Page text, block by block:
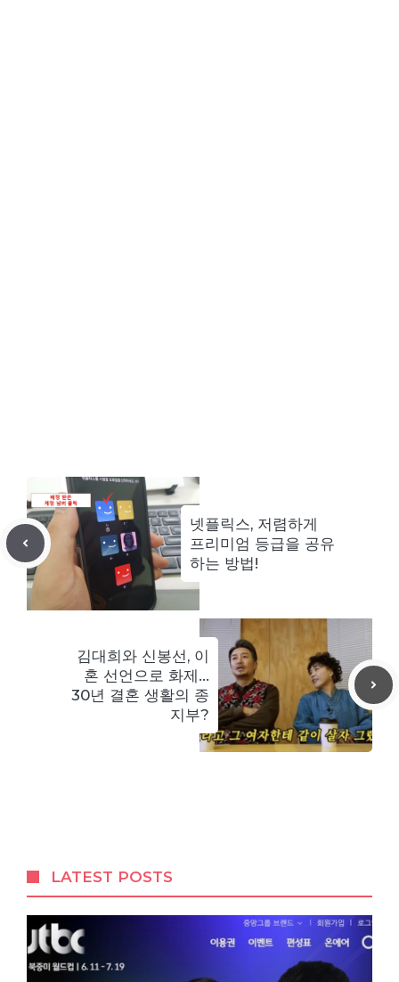
넷플릭스, 저렴하게
프리미엄 등급을 공유
하는 방법!
김대희와 신봉선, 이
혼 선언으로 화제…
30년 결혼 생활의 종
지부?
LATEST POSTS